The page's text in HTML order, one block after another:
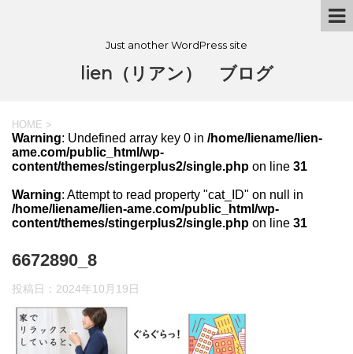
Just another WordPress site
lien（リアン） ブログ
HOME >
Warning: Undefined array key 0 in /home/liename/lien-
ame.com/public_html/wp-
content/themes/stingerplus2/single.php on line 31
Warning: Attempt to read property "cat_ID" on null in
/home/liename/lien-ame.com/public_html/wp-
content/themes/stingerplus2/single.php on line 31
6672890_8
投稿日： 2024年10月19日